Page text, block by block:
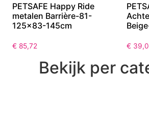
PETSAFE Happy Ride
metalen Barrière-81-
125×83-145cm
€ 85,72 €
Bekijk per